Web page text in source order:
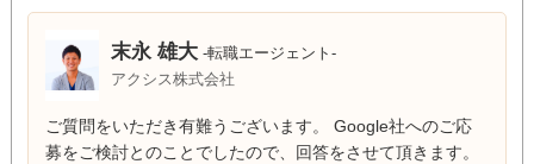
末永 雄大 -転職エージェント-
アクシス株式会社
ご質問をいただき有難うございます。 Google社へのご応
募をご検討とのことでしたので、回答をさせて頂きます。